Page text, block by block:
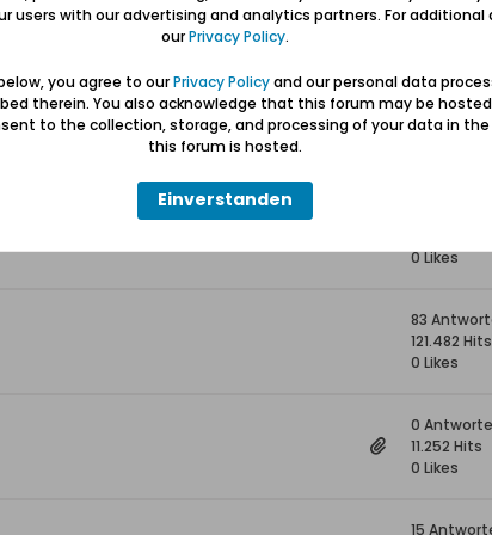
5
20.538 Hits
6
35.148 Hits
0 Likes
83
121.482 Hits
0 Likes
0
11.252 Hits
0 Likes
15
users with our advertising and analytics partners. For additional
ourPrivacy Policy.
you agree to ourPrivacy Policyand our personal data
therein. You also acknowledge that this forum may be
to the collection, storage, and processing of your data in
this forum is hosted.
Einverstanden